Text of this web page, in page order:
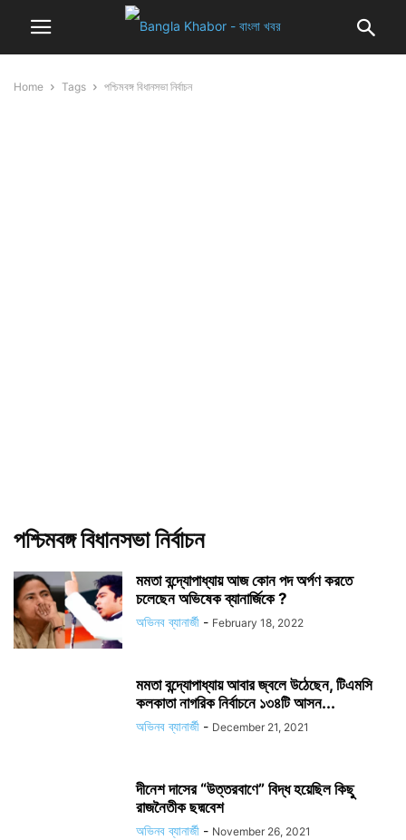
Home Tags পশ্চিমবঙ্গ বিধানসভা নির্বাচন
পশ্চিমবঙ্গ বিধানসভা নির্বাচন
মমতা বন্দ্যোপাধ্যায় আজ কোন পদ অর্পণ করতে
চলেছেন অভিষেক ব্যানার্জিকে ?
অভিনব ব্যানার্জী - February 18, 2022
মমতা বন্দ্যোপাধ্যায় আবার জ্বলে উঠেছেন, টিএমসি
কলকাতা নাগরিক নির্বাচনে ১৩৪টি আসন...
অভিনব ব্যানার্জী - December 21, 2021
দীনেশ দাসের “উত্তরবাণে” বিদ্ধ হয়েছিল কিছু
রাজনৈতীক ছদ্মবেশ
অভিনব ব্যানার্জী - November 26, 2021